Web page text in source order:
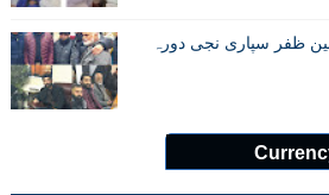
ظفر سپاری نجی دورہ